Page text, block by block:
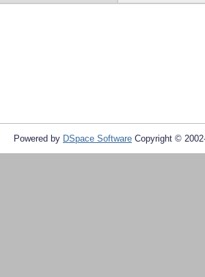
Powered by DSpace Software Copyright ©